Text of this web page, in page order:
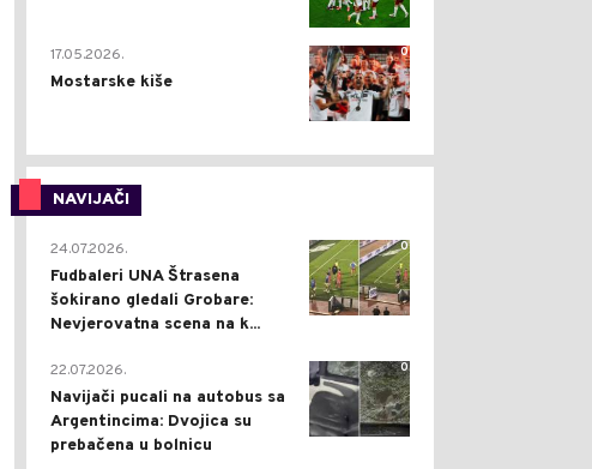
0
17.05.2026.
Mostarske kiše
NAVIJAČI
0
24.07.2026.
Fudbaleri UNA Štrasena
šokirano gledali Grobare:
Nevjerovatna scena na k...
0
22.07.2026.
Navijači pucali na autobus sa
Argentincima: Dvojica su
prebačena u bolnicu